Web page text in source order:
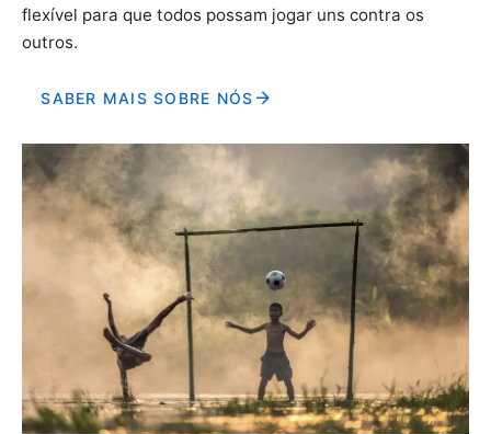
flexível para que todos possam jogar uns contra os
outros.
SABER MAIS SOBRE NÓS